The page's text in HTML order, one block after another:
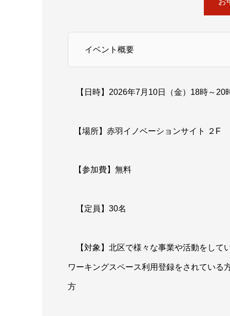
イベント概要
【日時】2026年7月10日（金）18時～20
【場所】赤羽イノベーションサイト ２F
【参加費】無料
【定員】30名
【対象】北区で様々な事業や活動をして
ワーキングスペース利用登録をされている
方